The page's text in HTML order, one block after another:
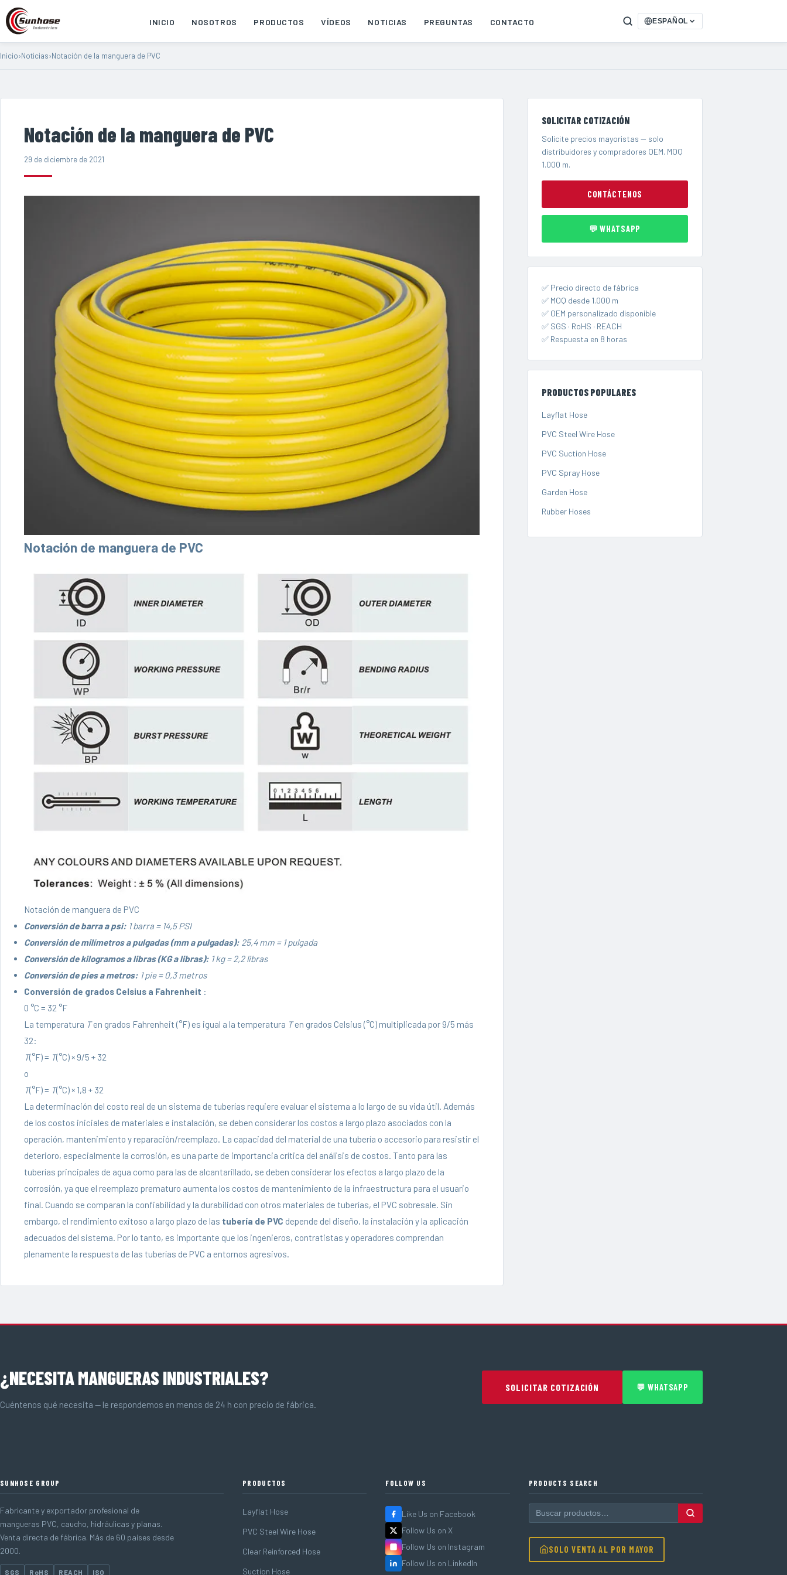
INICIO NOSOTROS PRODUCTOS VÍDEOS NOTICIAS PREGUNTAS CONTACTO ESPAÑOL
Inicio›Noticias›Notación de la manguera de PVC
Notación de la manguera de PVC
29 de diciembre de 2021
Notación de manguera de PVC
Notación de manguera de PVC
Conversión de barra a psi: 1 barra = 14,5 PSI
Conversión de milímetros a pulgadas (mm a pulgadas): 25,4 mm = 1 pulgada
Conversión de kilogramos a libras (KG a libras): 1 kg = 2,2 libras
Conversión de pies a metros: 1 pie = 0,3 metros
Conversión de grados Celsius a Fahrenheit :
0 °C = 32 °F
La temperatura Ten grados Fahrenheit (°F) es igual a la temperatura Ten grados Celsius (°C) multiplicada por 9/5 más
32:
T(°F) = T(°C) × 9/5 + 32
o
T(°F) = T(°C) × 1,8 + 32
La determinación del costo real de un sistema de tuberías requiere evaluar el sistema a lo largo de su vida útil. Además
de los costos iniciales de materiales e instalación, se deben considerar los costos a largo plazo asociados con la
operación, mantenimiento y reparación/reemplazo. La capacidad del material de una tubería o accesorio para resistir el
deterioro, especialmente la corrosión, es una parte de importancia crítica del análisis de costos. Tanto para las
tuberías principales de agua como para las de alcantarillado, se deben considerar los efectos a largo plazo de la
corrosión, ya que el reemplazo prematuro aumenta los costos de mantenimiento de la infraestructura para el usuario
final. Cuando se comparan la confiabilidad y la durabilidad con otros materiales de tuberías, el PVC sobresale. Sin
embargo, el rendimiento exitoso a largo plazo de las tubería de PVC depende del diseño, la instalación y la aplicación
adecuados del sistema. Por lo tanto, es importante que los ingenieros, contratistas y operadores comprendan
plenamente la respuesta de las tuberías de PVC a entornos agresivos.
SOLICITAR COTIZACIÓN
Solicite precios mayoristas — solo
distribuidores y compradores OEM. MOQ
1.000 m.
CONTÁCTENOS
💬 WHATSAPP
✅ Precio directo de fábrica
✅ MOQ desde 1.000 m
✅ OEM personalizado disponible
✅ SGS · RoHS · REACH
✅ Respuesta en 8 horas
PRODUCTOS POPULARES
Layflat Hose
PVC Steel Wire Hose
PVC Suction Hose
PVC Spray Hose
Garden Hose
Rubber Hoses
¿NECESITA MANGUERAS INDUSTRIALES?
Cuéntenos qué necesita — le respondemos en menos de 24 h con precio de fábrica.
SOLICITAR COTIZACIÓN 💬 WHATSAPP
SUNHOSE GROUP
Fabricante y exportador profesional de
mangueras PVC, caucho, hidráulicas y planas.
Venta directa de fábrica. Más de 60 países desde
2000.
SGS RoHS REACH ISO
PRODUCTOS
Layflat Hose
PVC Steel Wire Hose
Clear Reinforced Hose
Suction Hose
FOLLOW US
Like Us on Facebook
Follow Us on X
Follow Us on Instagram
Follow Us on LinkedIn
PRODUCTS SEARCH
SOLO VENTA AL POR MAYOR